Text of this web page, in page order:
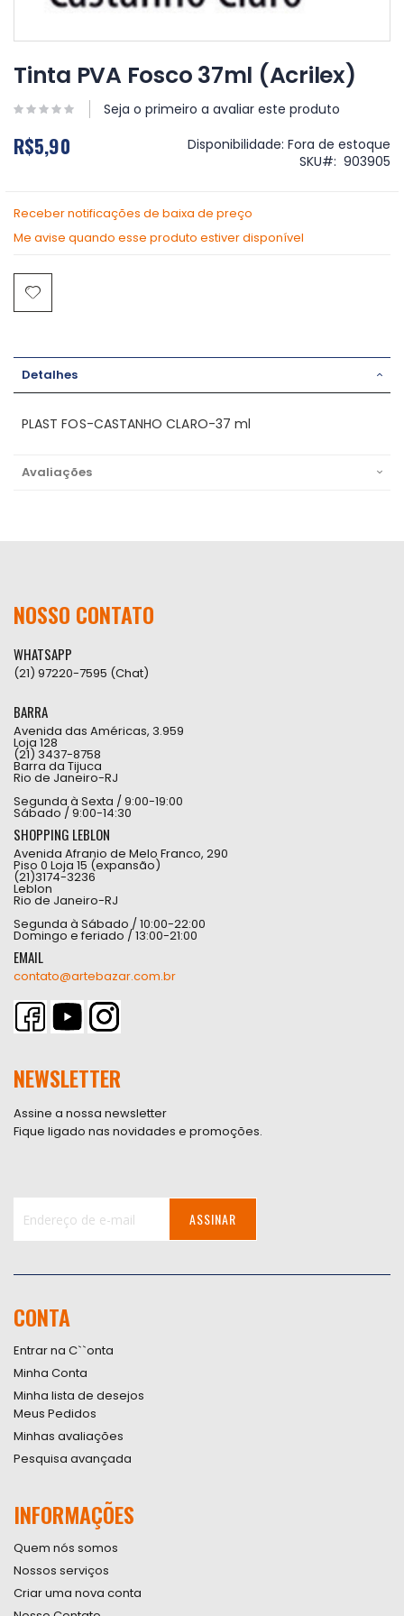
para
o
da
de
Tinta PVA Fosco 37ml (Acrilex)
Seja o primeiro a avaliar este produto
R$5,90 Disponibilidade: Fora de estoque
SKU
903905
Receber notificações de baixa de preço
Me avise quando esse produto estiver disponível
Detalhes
PLAST FOS-CASTANHO CLARO-37 ml
Avaliações
NOSSO CONTATO
WHATSAPP
(21) 97220-7595 (Chat)
BARRA
Avenida das Américas, 3.959
Loja 128
(21) 3437-8758
Barra da Tijuca
Rio de Janeiro-RJ
Segunda à Sexta / 9:00-19:00
Sábado / 9:00-14:30
SHOPPING LEBLON
Avenida Afranio de Melo Franco, 290
Piso 0 Loja 15 (expansão)
(21)3174-3236
Leblon
Rio de Janeiro-RJ
Segunda à Sábado / 10:00-22:00
Domingo e feriado / 13:00-21:00
EMAIL
contato@artebazar.com.br
NEWSLETTER
Assine a nossa newsletter
Fique ligado nas novidades e promoções.
Newsletter:
ASSINAR
CONTA
Entrar na C``onta
Minha Conta
Minha lista de desejos
Meus Pedidos
Minhas avaliações
Pesquisa avançada
INFORMAÇÕES
Quem nós somos
Nossos serviços
Criar uma nova conta